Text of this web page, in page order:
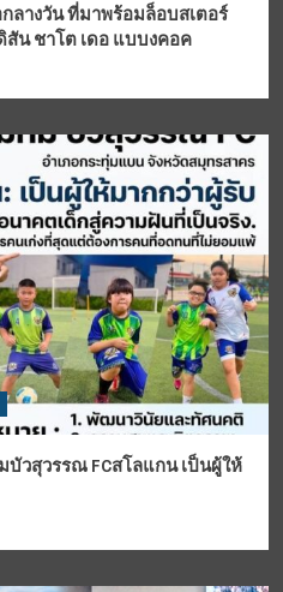
างวัน ที่มาพร้อมล็อบสเตอร์
สัน ชาโต เดอ แบบงคอค
วสุวรรณ FCสโลแกน เป็นผู้ให้